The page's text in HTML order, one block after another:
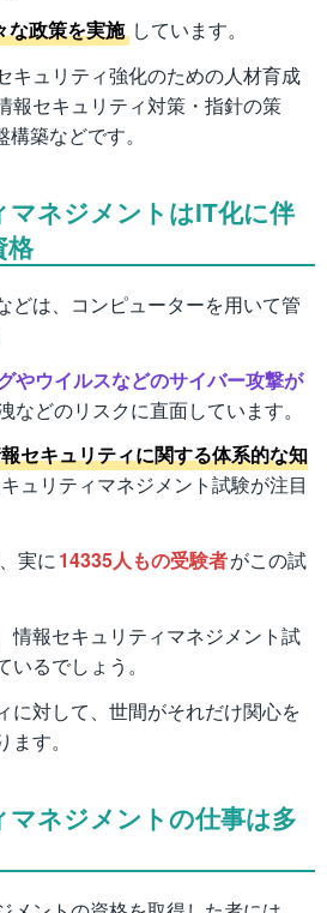
な政策を実施 しています。
キュリティ強化のための人材育成
報セキュリティ対策・指針の策
築などです。
ネジメントはIT化に伴
格
どは、コンピューターを用いて管
やウイルスなどのサイバー攻撃が
などのリスクに直面しています。
セキュリティに関する体系的な知
ュリティマネジメント試験が注目
実に14335人もの受験者がこの試
情報セキュリティマネジメント試
るでしょう。
に対して、世間がそれだけ関心を
す。
ネジメントの仕事は多